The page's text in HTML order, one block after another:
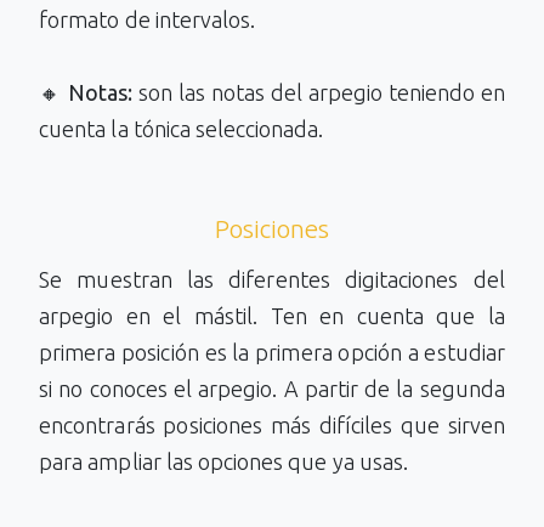
formato de intervalos.
🔸 Notas: son las notas del arpegio teniendo en
cuenta la tónica seleccionada.
Posiciones
Se muestran las diferentes digitaciones del
arpegio en el mástil. Ten en cuenta que la
primera posición es la primera opción a estudiar
si no conoces el arpegio. A partir de la segunda
encontrarás posiciones más difíciles que sirven
para ampliar las opciones que ya usas.